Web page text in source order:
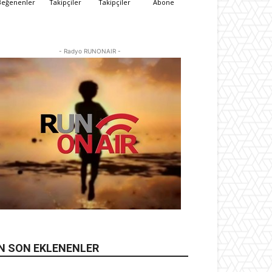
Takipçiler Takipçiler Abone
- Radyo RUNONAIR -
SON EKLENENLER